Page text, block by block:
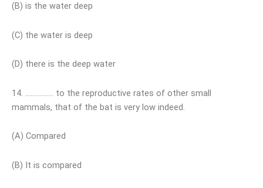
(B) is the water deep
(C) the water is deep
(D) there is the deep water
14. ……………. to the reproductive rates of other small
mammals, that of the bat is very low indeed.
(A) Compared
(B) It is compared